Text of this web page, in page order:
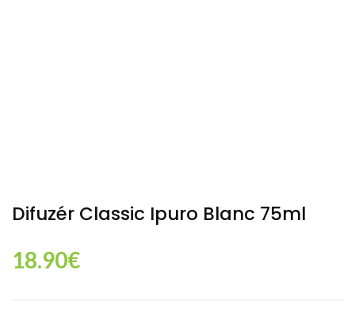
Difuzér Classic Ipuro Blanc 75ml
18.90€